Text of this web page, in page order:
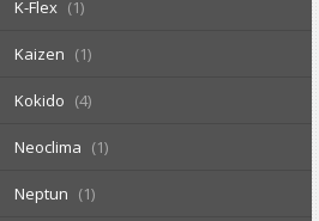
K-Flex 1
Kaizen 1
Kokido 4
Neoclima 1
Neptun 1